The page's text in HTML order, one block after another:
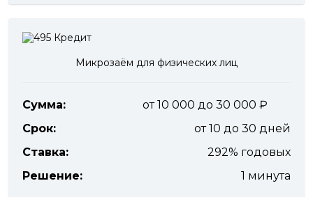
Микрозаём для физических лиц
Сумма:
от 10 000 до 30 000
Срок:
от 10 до 30 дней
Ставка:
292% годовых
Решение:
1 минута